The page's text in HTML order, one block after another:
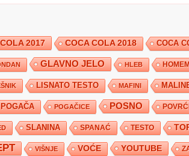
2017 COCA COLA 2018 COCA
GLAVNO JELO HLEB
LISNATO TESTO MAFINI
POGAČA POGAČICE POSNO
SLANINA SPANAĆ TESTO
VIŠNJE VOĆE YOUTUBE